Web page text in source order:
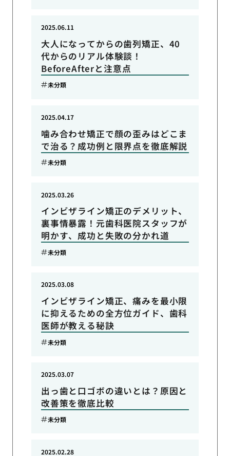
大人になってからの歯列矯正、40
代からのリアル体験談！
BeforeAfterと注意点
2025.06.11
未分類
噛み合わせ矯正で顔の歪みはどこま
で治る？成功例と限界点を徹底解説
2025.04.17
未分類
インビザライン矯正のデメリット、
裏事情暴露！元歯科医院スタッフが
明かす、成功と失敗の分かれ道
2025.03.26
未分類
インビザライン矯正、痛みを最小限
に抑えるための全方位ガイド、歯科
医師が教える秘訣
2025.03.08
未分類
出っ歯と口ゴボの違いとは？原因と
改善策を徹底比較
2025.03.07
未分類
2025.02.28